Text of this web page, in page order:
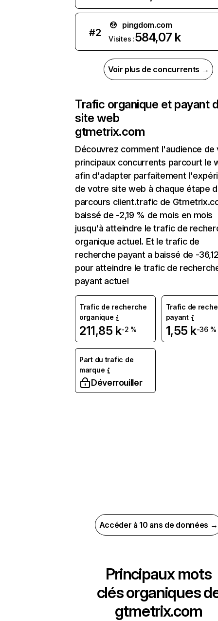
#2
pingdom.com
Visites :584,07 k
Voir plus de concurrents →
Trafic organique et payant
site web
gtmetrix.com
Découvrez comment l'audience de
principaux concurrents parcourt le
afin d'adapter parfaitement
de votre site web à chaque étape
parcours client.trafic de
baissé de -2,19 % de mois en mois
jusqu'à atteindre le trafic de
organique actuel. Et le trafic de
recherche payant a baissé de -
pour atteindre le trafic de
payant actuel
Trafic de recherche
organique
211,85 k-2 %
Trafic de
payant
1,55 k-36 %
Part du trafic de
marque
Déverrouiller
Accéder à 10 ans de données →
Principaux mots
clés organiques
gtmetrix.com